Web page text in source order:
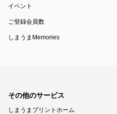
イベント
ご登録会員数
しまうまMemories
その他のサービス
しまうまプリントホーム